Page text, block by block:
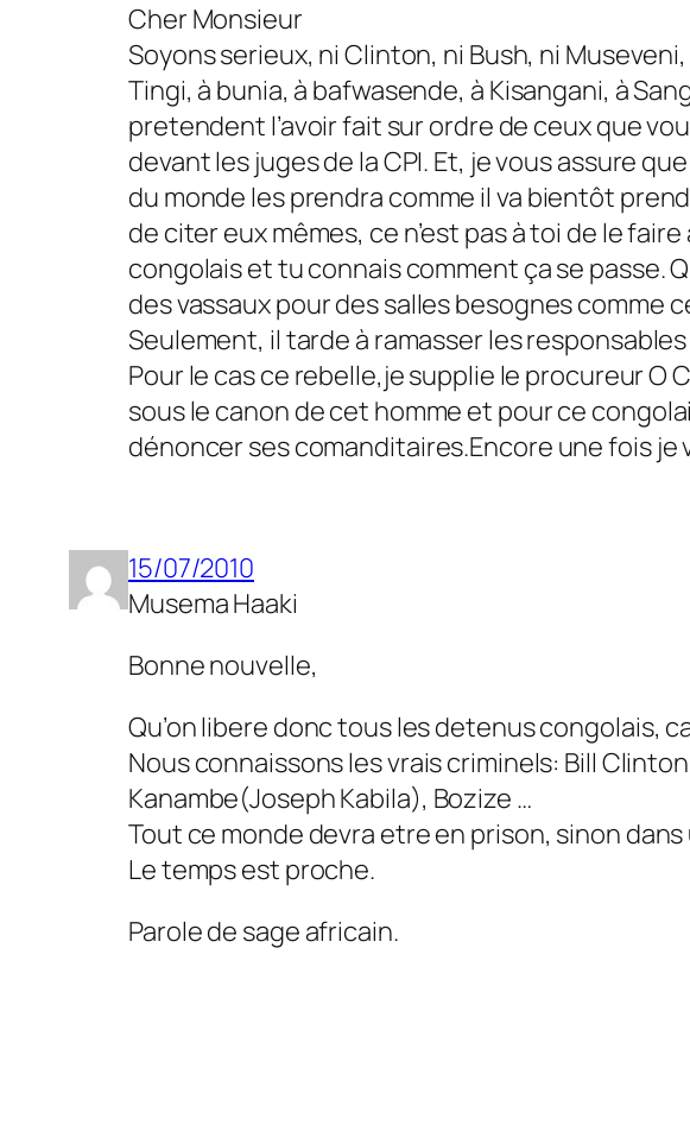
Cher Monsieur
Soyons serieux, ni Clinton, ni Bush, ni
Tingi, à bunia, à bafwasende, à Kisangani, à
pretendent l’avoir fait sur ordre de ceux que
devant les juges de la CPI. Et, je vous assure
du monde les prendra comme il va bientôt
de citer eux mêmes, ce n’est pas à toi de le
congolais et tu connais comment ça se passe.
des vassaux pour des salles besognes comme
Seulement, il tarde à ramasser les
Pour le cas ce rebelle,je supplie le procureur O
sous le canon de cet homme et pour ce
dénoncer ses comanditaires.Encore une fois je
15/07/2010
Musema Haaki
Bonne nouvelle,
Qu’on libere donc tous les detenus congolais,
Nous connaissons les vrais criminels: Bill
Kanambe(Joseph Kabila), Bozize …
Tout ce monde devra etre en prison, sinon
Le temps est proche.
Parole de sage africain.